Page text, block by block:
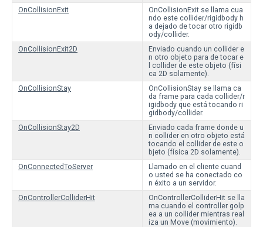
OnCollisionExit
OnCollisionExit se llama cua
ndo este collider/rigidbody h
a dejado de tocar otro rigidb
ody/collider.
OnCollisionExit2D
Enviado cuando un collider e
n otro objeto para de tocar e
l collider de este objeto (físi
ca 2D solamente).
OnCollisionStay
OnCollisionStay se llama ca
da frame para cada collider/r
igidbody que está tocando ri
gidbody/collider.
OnCollisionStay2D
Enviado cada frame donde u
n collider en otro objeto está
tocando el collider de este o
bjeto (física 2D solamente).
OnConnectedToServer
Llamado en el cliente cuand
o usted se ha conectado co
n éxito a un servidor.
OnControllerColliderHit
OnControllerColliderHit se lla
ma cuando el controller golp
ea a un collider mientras real
iza un Move (movimiento).